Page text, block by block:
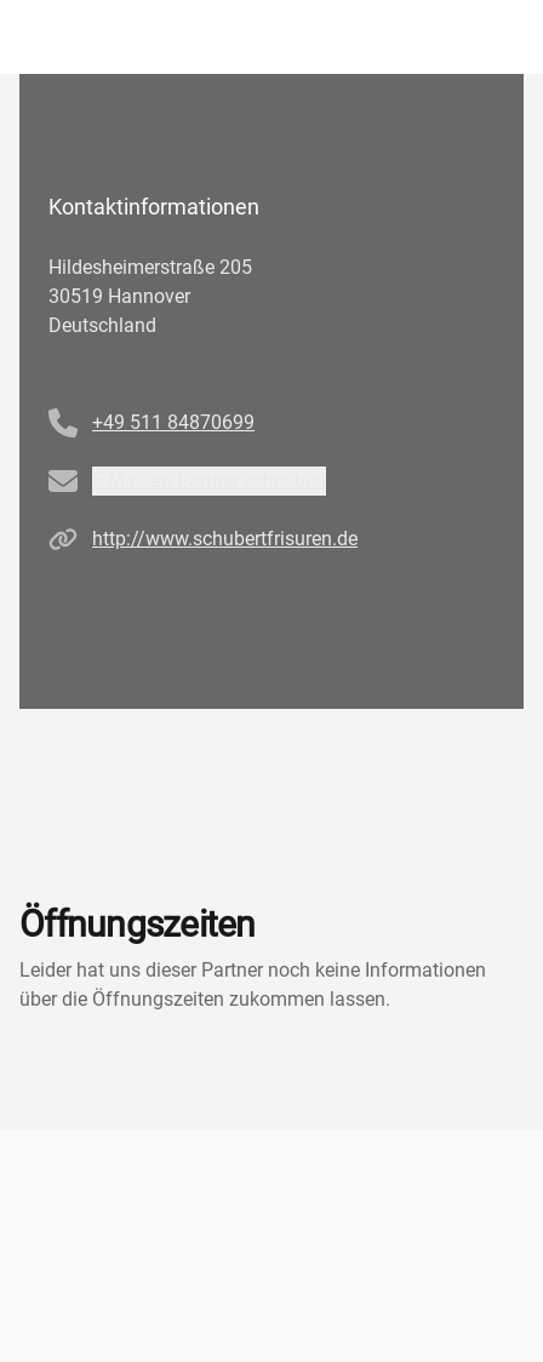
Kontaktinformationen
Hildesheimerstraße 205
30519 Hannover
Deutschland
+49 511 84870699
Email
Homepagehttp://www.schubertfrisuren.de
Öffnungszeiten
Leider hat uns dieser Partner noch keine Informationen
über die Öffnungszeiten zukommen lassen.